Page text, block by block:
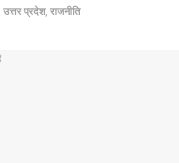
उत्तर प्रदेश, राजनीति